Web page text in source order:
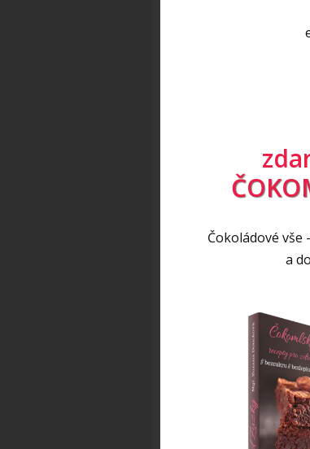
pak mokrýma
na trošce oleje
s bramborovou
Recept byl
FIT
A jestli máte chuť na
obědy a večeře),
na přibrání.
a bezlaktózové
Čokoládové vše
a